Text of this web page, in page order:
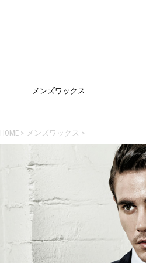
メンズワックス
HOME > メンズワックス >